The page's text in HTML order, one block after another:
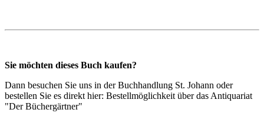
Sie möchten dieses Buch kaufen?
Dann besuchen Sie uns in der Buchhandlung St. Johann oder
bestellen Sie es direkt hier: Bestellmöglichkeit über das Antiquariat
"Der Büchergärtner"